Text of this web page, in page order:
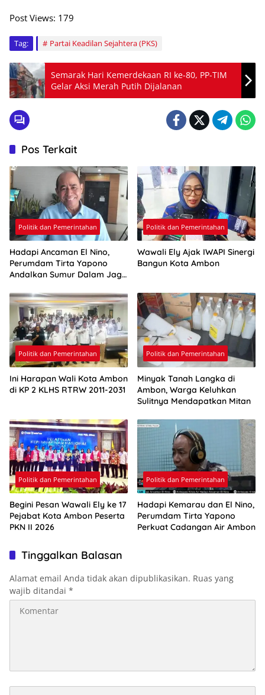
Post Views: 179
Tag: Partai Keadilan Sejahtera (PKS)
Semarak Hari Kemerdekaan RI ke-80, PP-TIM
Gelar Aksi Merah Putih Dijalanan
Pos Terkait
Politik dan Pemerintahan
Hadapi Ancaman El Nino,
Perumdam Tirta Yapono
Andalkan Sumur Dalam Jaga
Politik dan Pemerintahan
Wawali Ely Ajak IWAPI Sinergi
Bangun Kota Ambon
Politik dan Pemerintahan
Ini Harapan Wali Kota Ambon
di KP 2 KLHS RTRW 2011-2031
Politik dan Pemerintahan
Minyak Tanah Langka di
Ambon, Warga Keluhkan
Sulitnya Mendapatkan Mitan
Politik dan Pemerintahan
Begini Pesan Wawali Ely ke 17
Pejabat Kota Ambon Peserta
PKN II 2026
Politik dan Pemerintahan
Hadapi Kemarau dan El Nino,
Perumdam Tirta Yapono
Perkuat Cadangan Air Ambon
Tinggalkan Balasan
Alamat email Anda tidak akan dipublikasikan. Ruas yang
wajib ditandai *